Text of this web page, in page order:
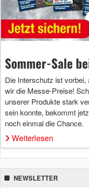
Sommer-Sale
Die Interschutz ist
wir die Messe-Preise!
unserer Produkte stark
sein konnte, bekommt
noch einmal die Chance.
Weiterlesen
NEWSLETTER